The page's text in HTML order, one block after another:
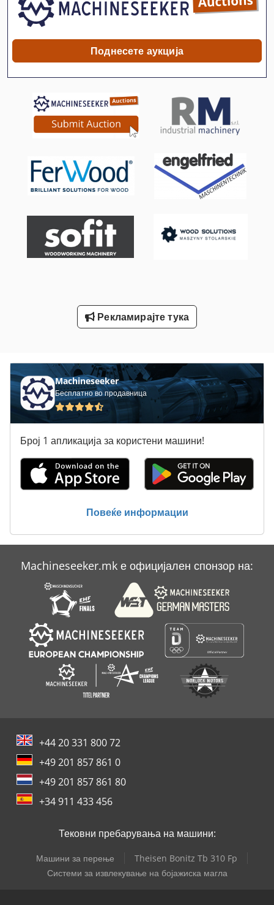
International 434
Kotz Und Soehne
Stavostroj Vp 200
Susemihl Gmbh Maschinenfabrik
Zett Хаос Технологија Gmbh
Брајан Беккум Месо Бас 315
Вклучување Господар Профит 2
Водич И Совети До Точење Од 500 Мм Вретено
Северна Клима Сала За Греење
Поднесете аукција
Рекламирајте тука
Machineseeker
Бесплатно во продавница
Број 1 апликација за користени машини!
Повеќе информации
Machineseeker.mk е официјален спонзор на:
+44 20 331 800 72
+49 201 857 861 0
+49 201 857 861 80
+34 911 433 456
Тековни пребарувања на машини:
Машини за перење
Theisen Bonitz Tb 310 Fp
Системи за извлекување на бојажиска магла